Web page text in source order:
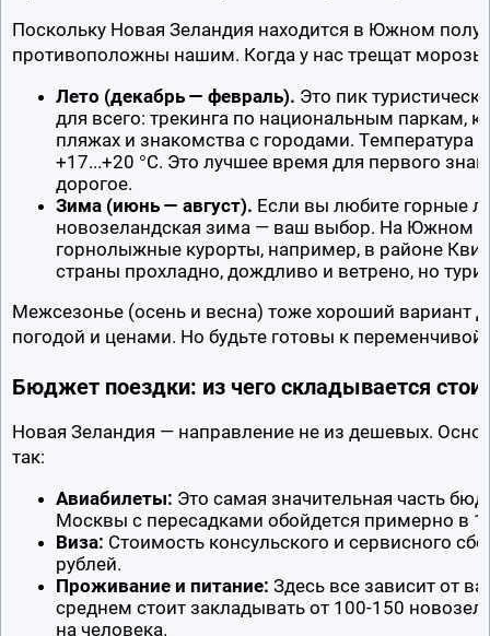
Поскольку Новая Зеландия находится в Южном
противоположны нашим. Когда у нас трещат морозы,
Лето (декабрь — февраль). Это пик
для всего: трекинга по национальным паркам,
пляжах и знакомства с городами. Температура
+17...+20 °C. Это лучшее время для первого
дорогое.
Зима (июнь — август). Если вы любите горные
новозеландская зима — ваш выбор. На Южном
горнолыжные курорты, например, в районе
страны прохладно, дождливо и ветрено, но
Межсезонье (осень и весна) тоже хороший вариант
погодой и ценами. Но будьте готовы к
Бюджет поездки: из чего складывается
Новая Зеландия — направление не из дешевых.
так:
Авиабилеты: Это самая значительная часть
Москвы с пересадками обойдется примерно в
Виза: Стоимость консульского и сервисного
рублей.
Проживание и питание: Здесь все зависит от
среднем стоит закладывать от 100-150
на человека.